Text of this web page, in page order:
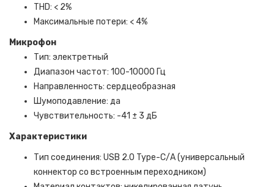
THD: < 2%
Максимальные потери: < 4%
Микрофон
Тип: электретный
Диапазон частот: 100-10000 Гц
Направленность: сердцеобразная
Шумоподавление: да
Чувствительность: -41 ± 3 дБ
Характеристики
Тип соединения: USB 2.0 Type-С/A (универсальный
коннектор со встроенным переходником)